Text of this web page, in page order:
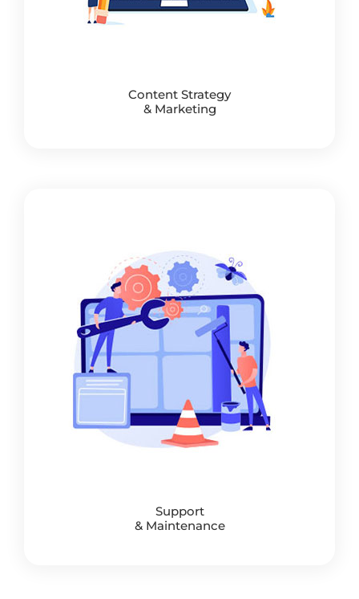
Content Strategy
& Marketing
Support
& Maintenance